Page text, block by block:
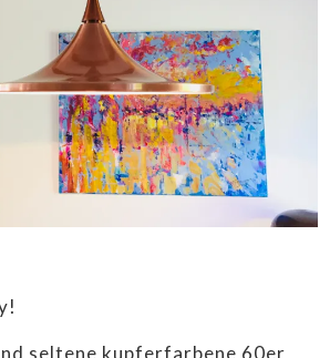
SOFAS & SESSEL
STÜHLE &
TISCHE
LAMPEN
SALE
❤️
ART
ANKAUF
seltene kupferfarbene 60er